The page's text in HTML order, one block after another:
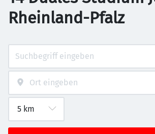
Rheinland-Pfalz